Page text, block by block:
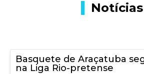
Notícias
Basquete de Araçatuba
na Liga Rio-pretense